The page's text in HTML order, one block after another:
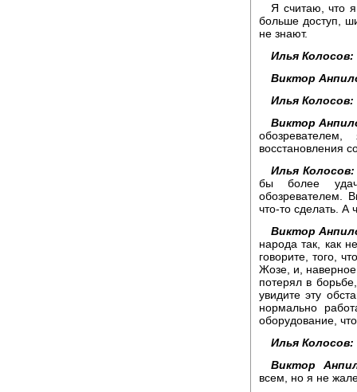
Я считаю, что
больше доступ,
не знают.
Илья Колосов:
Виктор
Илья Колосов:
Виктор
восстановления
Илья Колосов:
бы более
обозревателем.
что-то сделать. А
Виктор
народа так, как
говорите, того,
Жозе, и,
потерял в
увидите эту
нормально
оборудование,
Илья Колосов:
Виктор
всем, но я не